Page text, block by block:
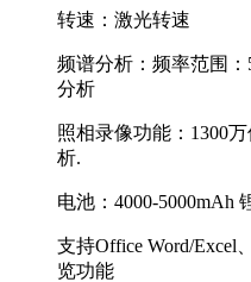
转速：激光转速
频谱分析：频率范围
分析
照相录像功能：1300
析.
电池：4000-5000mAh
支持Office Word/Excel
览功能